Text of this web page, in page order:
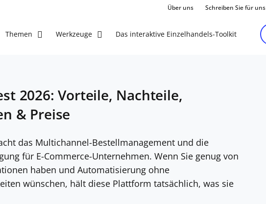
Über uns Schreiben Sie für uns
Themen Werkzeuge Das interaktive Einzelhandels-Toolkit
2026: Vorteile, Nachteile,
& Preise
das Multichannel-Bestellmanagement und die
für E-Commerce-Unternehmen. Wenn Sie genug von
haben und Automatisierung ohne
wünschen, hält diese Plattform tatsächlich, was sie